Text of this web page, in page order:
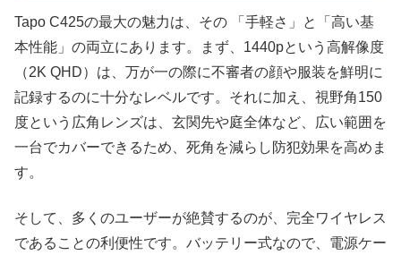
Tapo C425の最大の魅力は、その 「手軽さ」と「高い基
本性能」の両立にあります。まず、1440pという高解像度
（2K QHD）は、万が一の際に不審者の顔や服装を鮮明に
記録するのに十分なレベルです。それに加え、視野角150
度という広角レンズは、玄関先や庭全体など、広い範囲を
一台でカバーできるため、死角を減らし防犯効果を高めま
す。​
そして、多くのユーザーが絶賛するのが、完全ワイヤレス
であることの利便性です。バッテリー式なので、電源ケー